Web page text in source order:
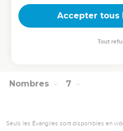
bénir les Israélites, je leur
bénédiction. »
© Société biblique française – Bibli’O, 1997,
Nombres 7
Seuls les Évangiles sont disponibles en
Accepter tous
Tout